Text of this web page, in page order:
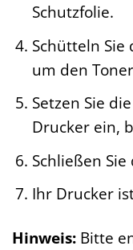
Schutzfolie.
Schütteln Sie
um den
Setzen Sie
Drucker ein,
Schließen
Ihr Drucker
Hinweis: Bitte